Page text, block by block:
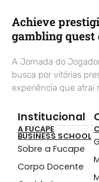
Achieve
gambling
A Jornada do
busca por vitórias
experiência que atrai
Institucional
A FUCAPE
BUSINESS SCHOOL
Sobre a Fucape
Corpo Docente